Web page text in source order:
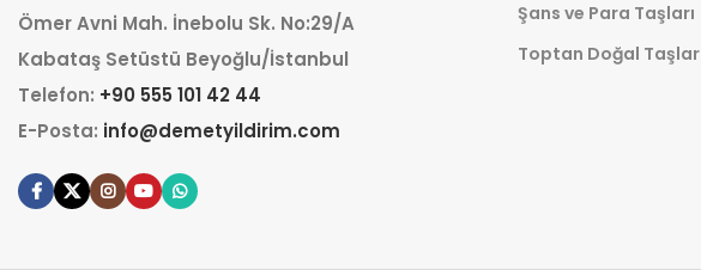
Ömer Avni Mah. İnebolu Sk. No:29/A
Kabataş Setüstü Beyoğlu/İstanbul
Telefon: +90 555 101 42 44
E-Posta: info@demetyildirim.com
Şans ve Para Taşları
Toptan Doğal Taşlar